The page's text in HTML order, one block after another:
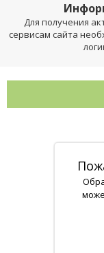
Для получения
сервисам сайта